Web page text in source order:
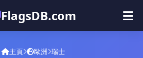
FlagsDB.com
主頁
测验
主頁 歐洲 瑞士